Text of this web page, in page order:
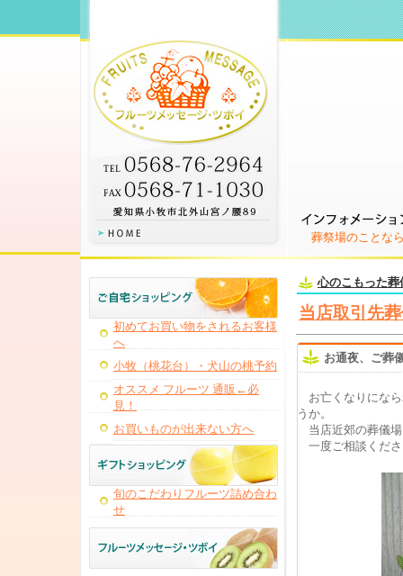
初めてお買い物をされるお客様
へ
小牧（桃花台）・犬山の桃予約
オススメ フルーツ 通販←必
見！
お買いものが出来ない方へ
旬のこだわりフルーツ詰め合わ
せ
葬祭場のことな
心のこもった
当店取引先
お通夜、ご葬
お亡くなりになら
うか。
当店近郊の葬儀
一度ご相談くだ